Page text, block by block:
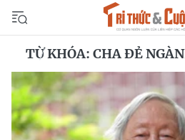
TỪ KHÓA: CHA ĐẺ